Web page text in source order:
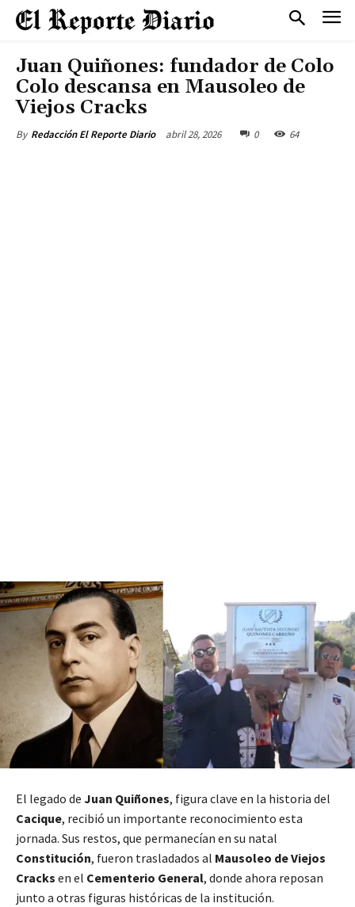
Juan Quiñones: fundador de Colo
Colo descansa en Mausoleo de
Viejos Cracks
By Redacción El Reporte Diario abril 28, 2026 0 64
El legado de Juan Quiñones, figura clave en la historia del
Cacique, recibió un importante reconocimiento esta
jornada. Sus restos, que permanecían en su natal
Constitución, fueron trasladados al Mausoleo de Viejos
Cracks en el Cementerio General, donde ahora reposan
junto a otras figuras históricas de la institución.